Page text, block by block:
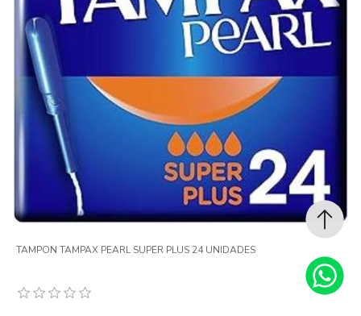
TAMPON TAMPAX PEARL SUPER PLUS 24 UNIDADES